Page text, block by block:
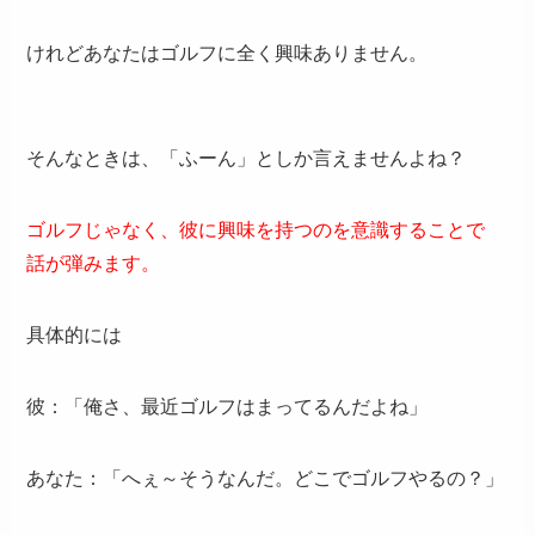
けれどあなたはゴルフに全く興味ありません。
そんなときは、「ふーん」としか言えませんよね？
ゴルフじゃなく、彼に興味を持つのを意識することで
話が弾みます。
具体的には
彼：「俺さ、最近ゴルフはまってるんだよね」
あなた：「へぇ～そうなんだ。どこでゴルフやるの？」